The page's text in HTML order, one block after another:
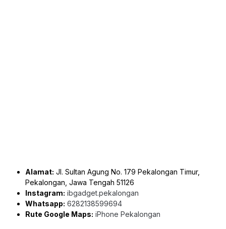
Alamat: Jl. Sultan Agung No. 179 Pekalongan Timur,
Pekalongan, Jawa Tengah 51126
Instagram: ibgadget.pekalongan
Whatsapp: 6282138599694
Rute Google Maps: iPhone Pekalongan